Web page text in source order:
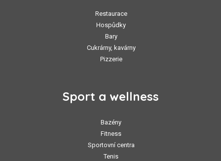
Restaurace
Hospůdky
Bary
Cukrárny, kavárny
Pizzerie
Sport a wellness
Bazény
Fitness
Sportovní centra
Tenis